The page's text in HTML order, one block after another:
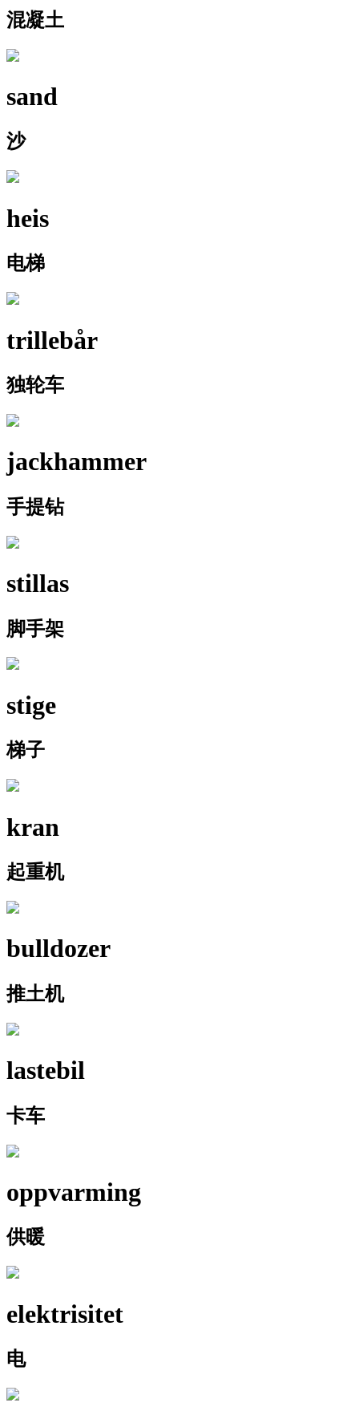
混凝土
sand
沙
heis
电梯
trillebår
独轮车
jackhammer
手提钻
stillas
脚手架
stige
梯子
kran
起重机
bulldozer
推土机
lastebil
卡车
oppvarming
供暖
elektrisitet
电